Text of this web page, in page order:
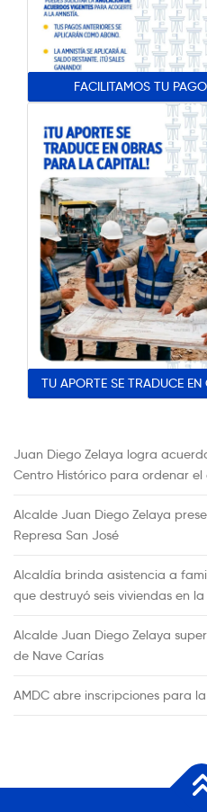
FACILITAMOS TU PAGO
TU APORTE SE TRADUCE EN
Juan Diego Zelaya logra
Centro Histórico para ordenar el
Alcalde Juan Diego Zelaya
Represa San José
Alcaldía brinda asistencia a
que destruyó seis viviendas en
Alcalde Juan Diego Zelaya
de Nave Carías
AMDC abre inscripciones para